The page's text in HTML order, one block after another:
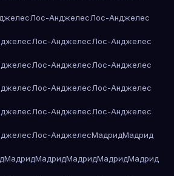
Лос-АнджелесЛос-Анджелес
Лос-АнджелесЛос-Анджелес
Лос-АнджелесЛос-Анджелес
Лос-АнджелесЛос-Анджелес
Лос-АнджелесЛос-Анджелес
Лос-АнджелесМадридМадрид
МадридМадридМадридМадридМадрид